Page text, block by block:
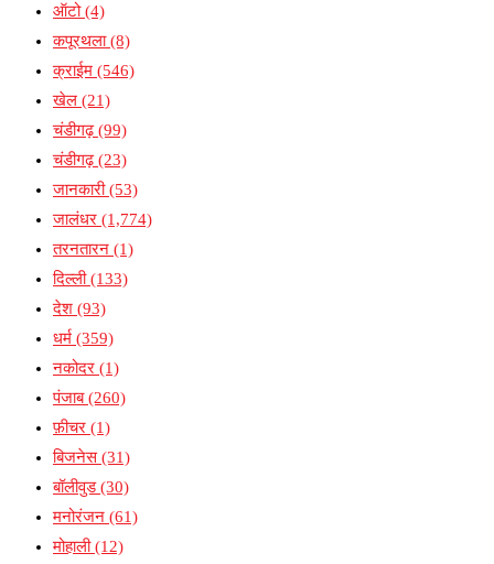
ऑटो(4)
कपूरथला(8)
क्राईम (546)
खेल (21)
चंडीगढ़(99)
चंडीगढ़(23)
जानकारी(53)
जालंधर (1,774)
तरनतारन (1)
दिल्ली(133)
देश (93)
धर्म (359)
नकोदर (1)
पंजाब(260)
फ़ीचर (1)
बिजनेस(31)
बॉलीवुड(30)
मनोरंजन (61)
मोहाली(12)